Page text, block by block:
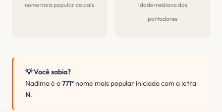
nome mais popular do país
idade mediana dos
portadores
💡 Você sabia?
Nadima é o771º nome mais popular iniciado com a letra
N.